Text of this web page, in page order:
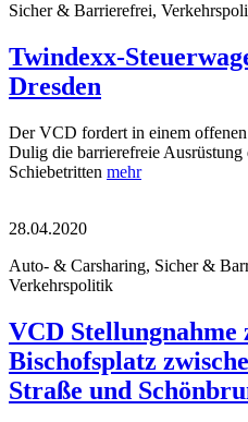
Sicher & Barrierefrei,
Twindexx-
Dresden
Der VCD fordert in einem
Dulig die barrierefreie
Schiebetritten mehr
28.04.2020
Auto- & Carsharing, Sicher &
Verkehrspolitik
VCD
Bischofsplatz
Straße und